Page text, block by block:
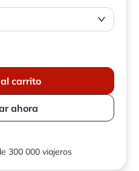
carrito
ahora
300 000 viajeros